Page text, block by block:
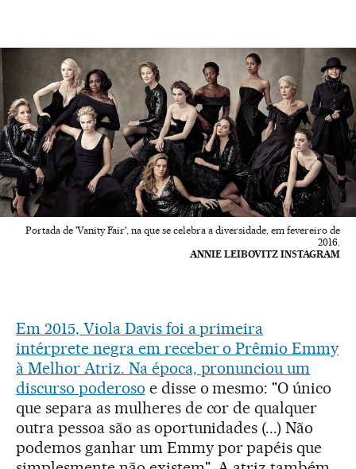
Portada de 'Vanity Fair', na que se celebra a diversidade, em fevereiro de
2016.
ANNIE LEIBOVITZ INSTAGRAM
Em 2015, Viola Davis foi a primeira
intérprete negra em receber o Prêmio Emmy
à Melhor Atriz. Na época, pronunciou um
discurso poderoso e disse o mesmo: "O único
que separa as mulheres de cor de qualquer
outra pessoa são as oportunidades (...) Não
podemos ganhar um Emmy por papéis que